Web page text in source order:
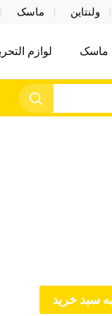
ولنتاین ماسک
اکسسوری ماسک
ماسک لوازم
سبد خرید